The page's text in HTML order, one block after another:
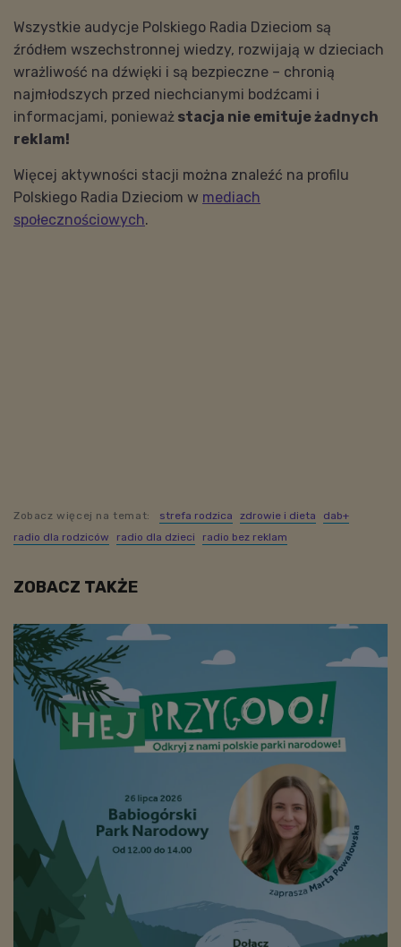
Wszystkie audycje Polskiego Radia Dzieciom są
źródłem wszechstronnej wiedzy, rozwijają w dzieciach
wrażliwość na dźwięki i są bezpieczne – chronią
najmłodszych przed niechcianymi bodźcami i
informacjami, ponieważ stacja nie emituje żadnych
reklam!
Więcej aktywności stacji można znaleźć na profilu
Polskiego Radia Dzieciom w mediach
społecznościowych.
Zobacz więcej na temat: strefa rodzica zdrowie i dieta
dab+
radio dla rodziców
radio dla dzieci radio bez reklam
ZOBACZ TAKŻE